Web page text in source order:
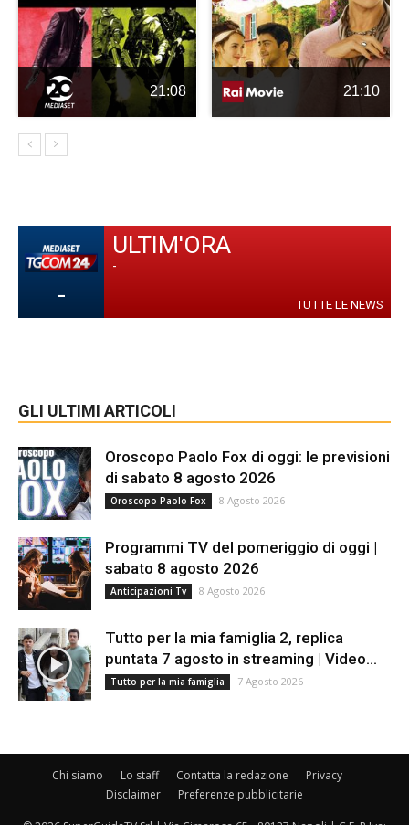
21:08 21:10
-
ULTIM'ORA
-
TUTTE LE NEWS
GLI ULTIMI ARTICOLI
Oroscopo Paolo Fox di oggi: le previsioni
di sabato 8 agosto 2026
Oroscopo Paolo Fox 8 Agosto 2026
Programmi TV del pomeriggio di oggi |
sabato 8 agosto 2026
Anticipazioni Tv 8 Agosto 2026
Tutto per la mia famiglia 2, replica
puntata 7 agosto in streaming | Video...
Tutto per la mia famiglia 7 Agosto 2026
Chi siamo Lo staff Contatta la redazione
Privacy
Disclaimer
Preferenze pubblicitarie